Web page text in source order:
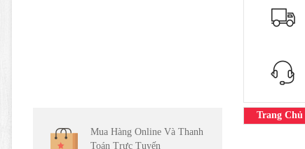
Mua Hàng Online Và Thanh
Toán Trực Tuyến
Trang Chủ